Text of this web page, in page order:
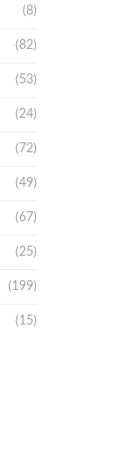
(8)
(82)
(53)
(24)
(72)
(49)
(67)
(25)
(199)
(15)